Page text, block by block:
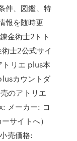
件、図鑑、特
報を随時更
金術士2トト
士2公式サイ
トリエ plus本
カウントダ
のアトリエ
メーカー: コ
サイトへ）
売価格: